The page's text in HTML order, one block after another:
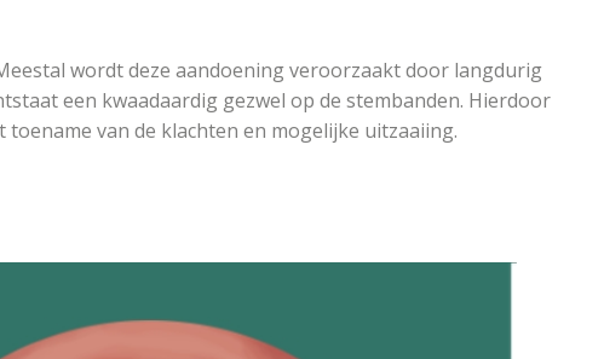
wordt deze aandoening veroorzaakt door langdurig
een kwaadaardig gezwel op de stembanden. Hierdoor
van de klachten en mogelijke uitzaaiing.